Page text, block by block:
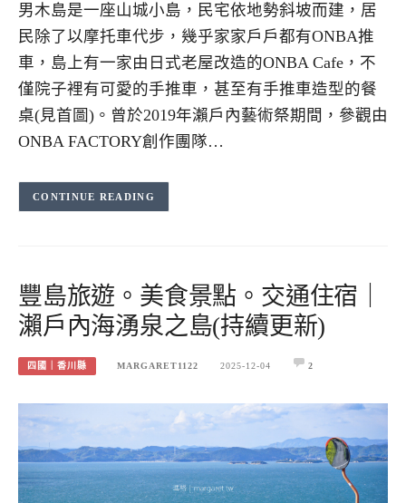
男木島是一座山城小島，民宅依地勢斜坡而建，居
民除了以摩托車代步，幾乎家家戶戶都有ONBA推
車，島上有一家由日式老屋改造的ONBA Cafe，不
僅院子裡有可愛的手推車，甚至有手推車造型的餐
桌(見首圖)。曾於2019年瀨戶內藝術祭期間，參觀由
ONBA FACTORY創作團隊…
CONTINUE READING
豐島旅遊。美食景點。交通住宿｜
瀨戶內海湧泉之島(持續更新)
四國｜香川縣 MARGARET1122 2025-12-04 2